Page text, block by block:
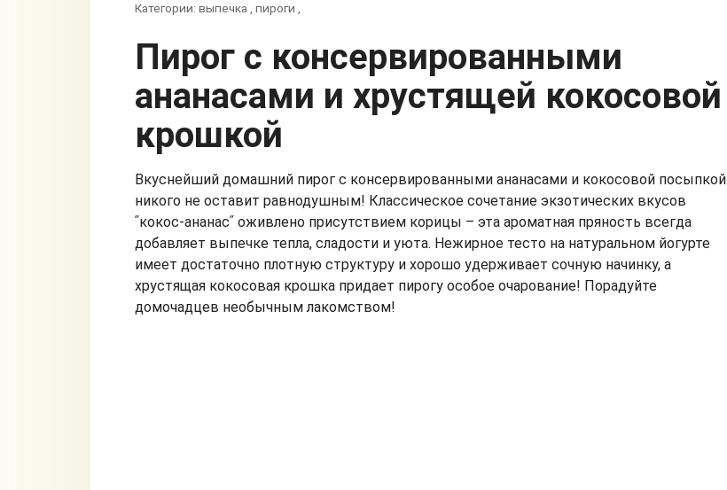
Категории: выпечка , пироги ,
Пирог с консервированными
ананасами и хрустящей кокосовой
крошкой
Вкуснейший домашний пирог с консервированными ананасами и кокосовой посыпкой
никого не оставит равнодушным! Классическое сочетание экзотических вкусов
ʺкокос-ананасʺ оживлено присутствием корицы – эта ароматная пряность всегда
добавляет выпечке тепла, сладости и уюта. Нежирное тесто на натуральном йогурте
имеет достаточно плотную структуру и хорошо удерживает сочную начинку, а
хрустящая кокосовая крошка придает пирогу особое очарование! Порадуйте
домочадцев необычным лакомством!